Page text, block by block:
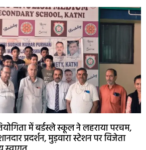
में बर्डस्ले स्कूल ने लहराया परचम,
प्रदर्शन, मुड़वारा स्टेशन पर विजेता